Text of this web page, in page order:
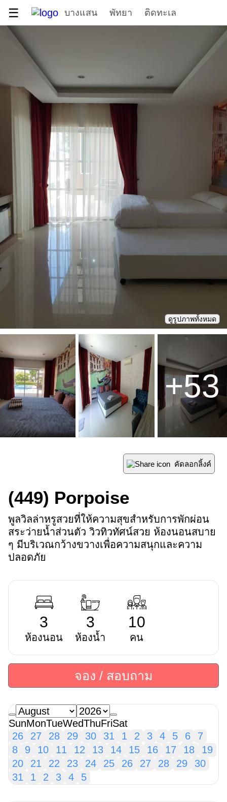
☰ บางแสน พัทยา ติดทะเล
ดูรูปภาพทั้งหมด
+53
(449) Porpoise
คัดลอกลิ้งค์
พูลวิลล่าหรูสวยที่ให้ความสุขสำหรับการพักผ่อน
สระว่ายน้ำส่วนตัว วิวทิวทัศน์สวย ห้องนอนสบาย
ๆ มีบริเวณกว้างขวางเพื่อความสนุกและความ
ปลอดภัย
3
ห้องนอน
3
ห้องน้ำ
10
คน
จอง / สอบถาม
SunMonTueWedThuFriSat
26
27 28 29 30 31 1 2 3 4 5 6
7
8
9 10 11 12 13 14 15 16 17 18
19
20
21 22 23 24 25 26 27 28 29
30
31
1 2 3 4 5